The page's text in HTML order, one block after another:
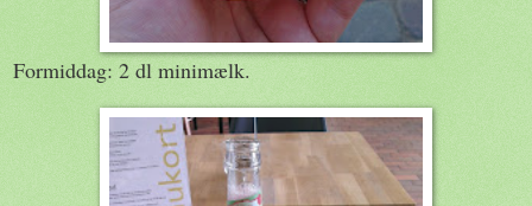
Formiddag: 2 dl minimælk.